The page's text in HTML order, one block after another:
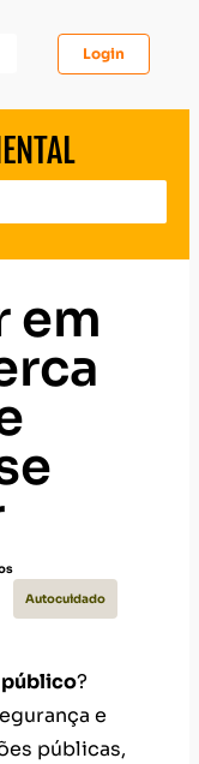
Login
em
Autocuidado
público?
e
públicas,